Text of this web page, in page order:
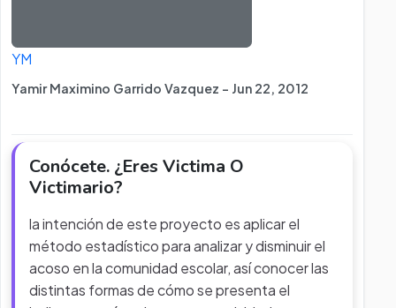
YM
Yamir Maximino Garrido Vazquez - Jun 22, 2012
Conócete. ¿Eres Victima O
Victimario?
la intención de este proyecto es aplicar el
método estadístico para analizar y disminuir el
acoso en la comunidad escolar, así conocer las
distintas formas de cómo se presenta el